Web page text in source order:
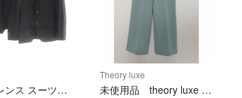
ディファレンス スーツ フォーマル ジャケット パンツ ベスト 50R グレー
Theory luxe
未使用品 theory luxe ストレッチ ワイドパンツ 38 スラックス 日本製 参考価格¥29,000+